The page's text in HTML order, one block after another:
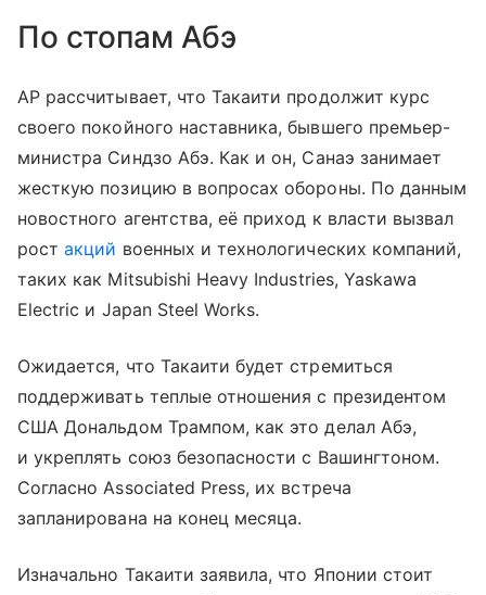
По стопам Абэ
AP рассчитывает, что Такаити продолжит курс
своего покойного наставника, бывшего премьер-
министра Синдзо Абэ. Как и он, Санаэ занимает
жесткую позицию в вопросах обороны. По данным
новостного агентства, её приход к власти вызвал
ростакций военных и технологических компаний,
таких как Mitsubishi Heavy Industries, Yaskawa
Electric и Japan Steel Works.
Ожидается, что Такаити будет стремиться
поддерживать теплые отношения с президентом
США Дональдом Трампом, как это делал Абэ,
и укреплять союз безопасности с Вашингтоном.
Согласно Associated Press, их встреча
запланирована на конец месяца.
Изначально Такаити заявила, что Японии стоит